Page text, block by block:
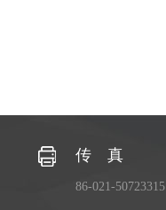
传 真
86-021-50723315